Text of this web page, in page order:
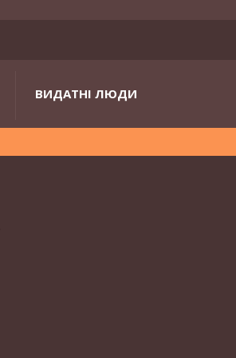
ВИДАТНІ ЛЮДИ